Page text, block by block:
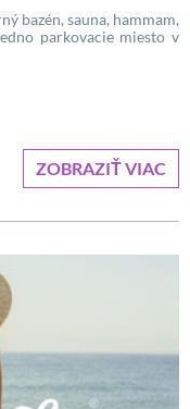
bazén, sauna, hammam,
parkovacie miesto v
ZOBRAZIŤ VIAC